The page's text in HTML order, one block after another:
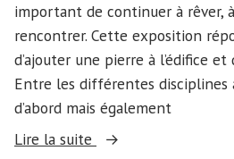
important de continuer à rêver,
rencontrer. Cette exposition
d’ajouter une pierre à l’édifice
Entre les différentes
d’abord mais également
Lire la suite
« Exposition